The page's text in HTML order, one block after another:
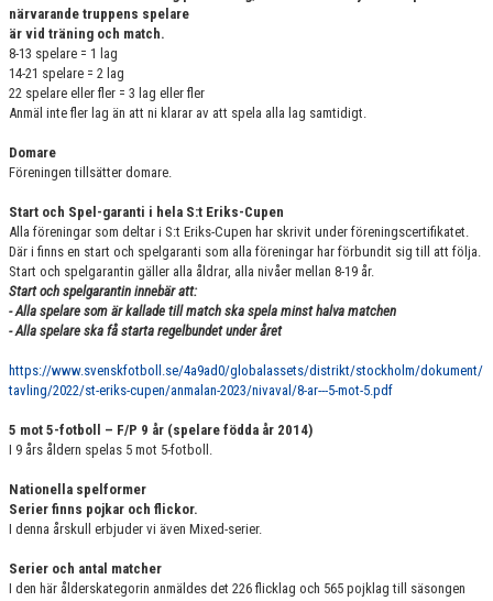
närvarande truppens spelare
är vid träning och match.
8-13 spelare = 1 lag
14-21 spelare = 2 lag
22 spelare eller fler = 3 lag eller fler
Anmäl inte fler lag än att ni klarar av att spela alla lag samtidigt.
Domare
Föreningen tillsätter domare.
Start och Spel-garanti i hela S:t Eriks-Cupen
Alla föreningar som deltar i S:t Eriks-Cupen har skrivit under föreningscertifikatet.
Där i finns en start och spelgaranti som alla föreningar har förbundit sig till att följa.
Start och spelgarantin gäller alla åldrar, alla nivåer mellan 8-19 år.
Start och spelgarantin innebär att:
- Alla spelare som är kallade till match ska spela minst halva matchen
- Alla spelare ska få starta regelbundet under året
https://www.svenskfotboll.se/4a9ad0/globalassets/distrikt/stockholm/dokument/
tavling/2022/st-eriks-cupen/anmalan-2023/nivaval/8-ar---5-mot-5.pdf
5 mot 5-fotboll – F/P 9 år (spelare födda år 2014)
I 9 års åldern spelas 5 mot 5-fotboll.
Nationella spelformer
Serier finns pojkar och flickor.
I denna årskull erbjuder vi även Mixed-serier.
Serier och antal matcher
I den här ålderskategorin anmäldes det 226 flicklag och 565 pojklag till säsongen